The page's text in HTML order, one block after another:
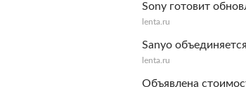
Sony готовит
lenta.ru
Sanyo
lenta.ru
Объявлена